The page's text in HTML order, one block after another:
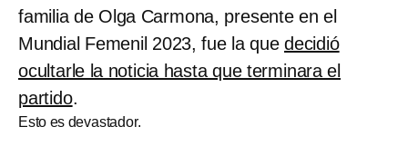
familia de Olga Carmona, presente en el
Mundial Femenil 2023, fue la que decidió
ocultarle la noticia hasta que terminara el
partido.
Esto es devastador.